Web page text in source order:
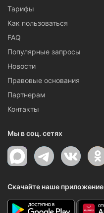
Тарифы
Как пользоваться
FAQ
Популярные запросы
Новости
Правовые основания
Партнерам
Контакты
Мы в соц. сетях
Скачайте наше приложение